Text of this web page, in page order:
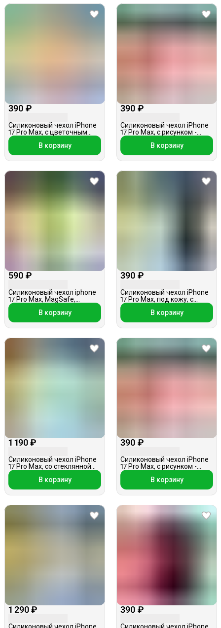
390 ₽
Силиконовый чехол iPhone
17 Pro Max, с цветочным
принтом, прозрачный
В корзину
390 ₽
Силиконовый чехол iPhone
17 Pro Max, с рисунком -
веточки, розовый
В корзину
590 ₽
Силиконовый чехол iphone
17 Pro Max, MagSafe,
сиреневый
В корзину
390 ₽
Силиконовый чехол iPhone
17 Pro Max, под кожу, с
цветочками, светло-
В корзину
1 190 ₽
Силиконовый чехол iPhone
17 Pro Max, со стеклянной
вставкой, MagSafe,
холодный мятный
В корзину
390 ₽
Силиконовый чехол iPhone
17 Pro Max, с рисунком -
листочки, розовый
В корзину
1 290 ₽ 390 ₽